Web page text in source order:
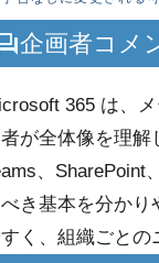
企画者コメ
365 は、
が全体像を理解
、SharePoint
き基本を分かり
く、組織ごとの